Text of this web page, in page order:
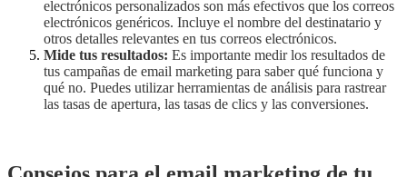
electrónicos personalizados son más efectivos que los correos
electrónicos genéricos. Incluye el nombre del destinatario y
otros detalles relevantes en tus correos electrónicos.
Mide tus resultados: Es importante medir los resultados de
tus campañas de email marketing para saber qué funciona y
qué no. Puedes utilizar herramientas de análisis para rastrear
las tasas de apertura, las tasas de clics y las conversiones.